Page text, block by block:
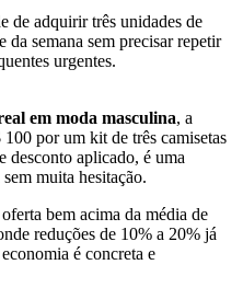
de adquirir três unidades de
semana sem precisar repetir
urgentes.
em moda masculina, a
por um kit de três camisetas
desconto aplicado, é uma
muita hesitação.
bem acima da média de
reduções de 10% a 20% já
é concreta e